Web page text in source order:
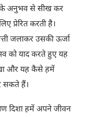
अनुभव से सीख कर
प्रेरित करती है।
जलाकर उसकी ऊर्जा
को याद करते हुए यह
और यह कैसे हमें
सकते हैं।
दिशा हमें अपने जीवन